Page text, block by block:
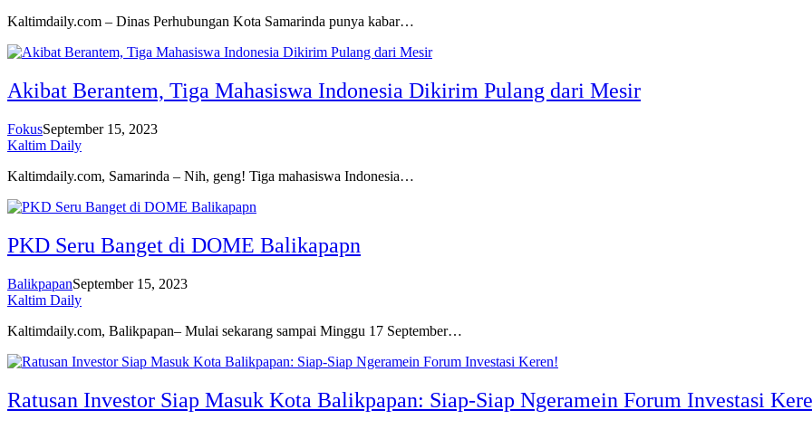
Kaltimdaily.com – Dinas Perhubungan Kota Samarinda punya kabar…
Akibat Berantem, Tiga Mahasiswa Indonesia Dikirim Pulang dari Mesir
FokusSeptember 15, 2023
Kaltim Daily
Kaltimdaily.com, Samarinda – Nih, geng! Tiga mahasiswa Indonesia…
PKD Seru Banget di DOME Balikapapn
BalikpapanSeptember 15, 2023
Kaltim Daily
Kaltimdaily.com, Balikpapan– Mulai sekarang sampai Minggu 17 September…
Ratusan Investor Siap Masuk Kota Balikpapan: Siap-Siap Ngeramein Forum Investasi